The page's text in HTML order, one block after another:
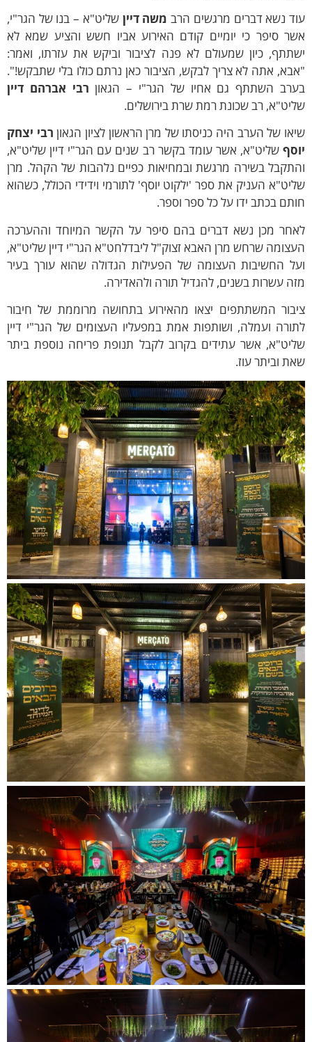
נשא דברים מרגשים הרבמשה דייןשליט"א – בנו של הגר"י,
סיפר כי יומיים קודם האירוע אביו חשש והציע שמא לא
כיון שמעולם לא פנה לציבור וביקש את עזרתו, ואמר:
אתה לא צריך לבקש, הציבור כאן נרתם כולו בלי שתבקש!".
השתתף גם אחיו של הגר"י – הגאוןרבי אברהם דיין
רב שכונת רמת שרת בירושלים.
של הערב היה כניסתו של מרן הראשון לציון הגאוןרבי יצחק
שליט"א, אשר עומד בקשר רב שנים עם הגר"י דיין שליט"א,
בשירה מרגשת ובמחיאות כפיים נלהבות של הקהל. מרן
העניק את ספר 'ילקוט יוסף' לתורמי וידידי הכולל, כשהוא
בכתב ידו על כל ספר וספר.
מכן נשא דברים בהם סיפר על הקשר המיוחד וההערכה
שרחש מרן האבא זצוק"ל ליבדלחט"א הגר"י דיין שליט"א,
החשיבות העצומה של הפעילות הגדולה שהוא עורך בעיר
עשרות בשנים, להגדיל תורה ולהאדירה.
המשתתפים יצאו מהאירוע בתחושה מרוממת של חיבור
ועמלה, ושותפות אמת במפעליו העצומים של הגר"י דיין
אשר עתידים בקרוב לקבל תנופת פריחה נוספת ביתר
וביתר עוז.